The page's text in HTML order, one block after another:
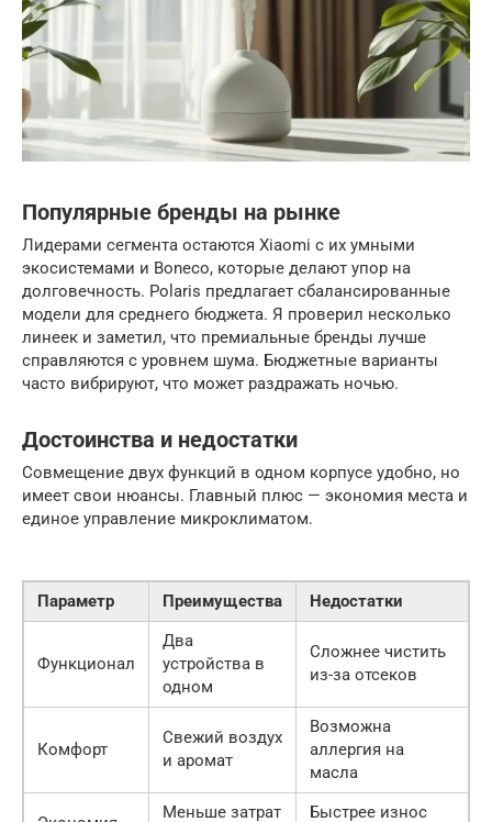
Популярные бренды на рынке
Лидерами сегмента остаются Xiaomi с их умными
экосистемами и Boneco, которые делают упор на
долговечность. Polaris предлагает сбалансированные
модели для среднего бюджета. Я проверил несколько
линеек и заметил, что премиальные бренды лучше
справляются с уровнем шума. Бюджетные варианты
часто вибрируют, что может раздражать ночью.
Достоинства и недостатки
Совмещение двух функций в одном корпусе удобно, но
имеет свои нюансы. Главный плюс — экономия места и
единое управление микроклиматом.
Параметр Преимущества Недостатки
Функционал
Два
устройства в
одном
Сложнее чистить
из-за отсеков
Комфорт
Свежий воздух
и аромат
Возможна
аллергия на
масла
Меньше затрат Быстрее износ